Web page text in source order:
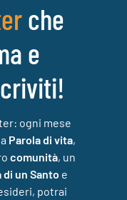
che
e
ogni mese
Parola di vita,
comunità, un
di un Santo e
potrai